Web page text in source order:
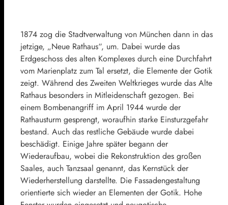
1874 zog die Stadtverwaltung von München dann in das
jetzige, „Neue Rathaus“, um. Dabei wurde das
Erdgeschoss des alten Komplexes durch eine Durchfahrt
vom Marienplatz zum Tal ersetzt, die Elemente der Gotik
zeigt. Während des Zweiten Weltkrieges wurde das Alte
Rathaus besonders in Mitleidenschaft gezogen. Bei
einem Bombenangriff im April 1944 wurde der
Rathausturm gesprengt, woraufhin starke Einsturzgefahr
bestand. Auch das restliche Gebäude wurde dabei
beschädigt. Einige Jahre später begann der
Wiederaufbau, wobei die Rekonstruktion des großen
Saales, auch Tanzsaal genannt, das Kernstück der
Wiederherstellung darstellte. Die Fassadengestaltung
orientierte sich wieder an Elementen der Gotik. Hohe